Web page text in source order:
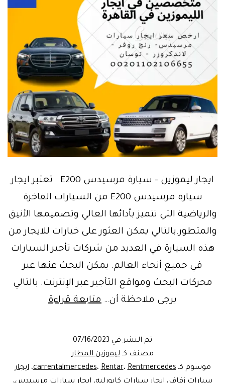
ايجار ليموزين – سيارة مرسيدس E200 تعتبر ايجار
سيارة مرسيدس E200 من السيارات الفاخرة
والرياضية التي تتميز بأدائها العالي وتصميمها الأنيق
والمتطور.بالتالي يمكن العثور على خيارات للايجار من
هذه السيارة في العديد من شركات تأجير السيارات
في جميع أنحاء العالم. يمكن البحث عنها عبر
محركات البحث ومواقع التأجير عبر الإنترنت. بالتالي
يرجى ملاحظة أن… متابعة قراءةليموزين
سيارات
تم النشر في 07/16/2023
مصنف كـ ليموزين المطار
موسوم كـ
carrentalmercedes،Rentar،Rentmercedes ،ايجار